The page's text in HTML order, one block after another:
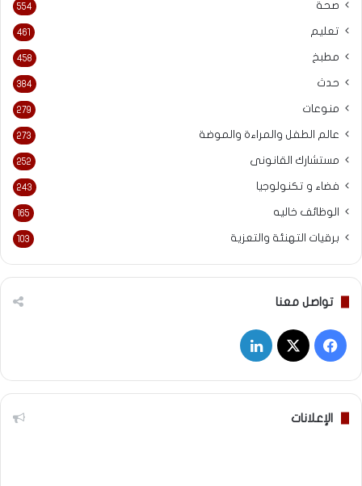
صحة 554
تعليم 461
مطبخ 458
حدث 384
منوعات 279
عالم الطفل والمراءة والموضة 273
مستشارك القانونى 252
فضاء و تكنولوجيا 243
الوظائف خاليه 165
برقيات التهنئة والتعزية 103
تواصل معنا
فيسبوك
‫X لينكدإن
الإعلانات